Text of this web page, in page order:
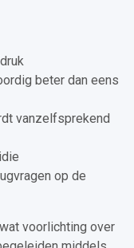
beter dan eens
vanzelfsprekend
op de
voorlichting over